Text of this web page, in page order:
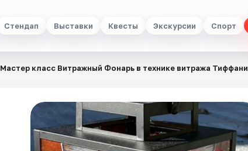
Стендап Выставки Квесты Экскурсии Спорт
Мастер класс Витражный Фонарь в технике витража Тиффани